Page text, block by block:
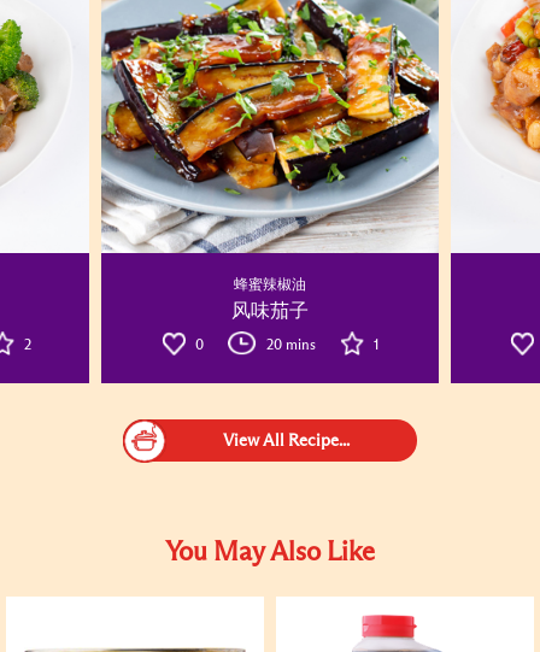
2
蜂蜜辣椒油
风味茄子
0 20 mins 1
View All Recipe...
You May Also Like